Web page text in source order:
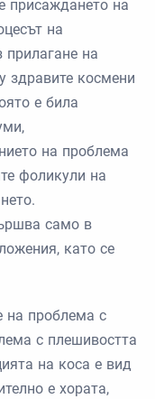
присаждането на
на
прилагане на
здравите космени
е била
на проблема
фоликули на
само в
като се
на проблема с
с плешивостта
на коса е вид
е хората,